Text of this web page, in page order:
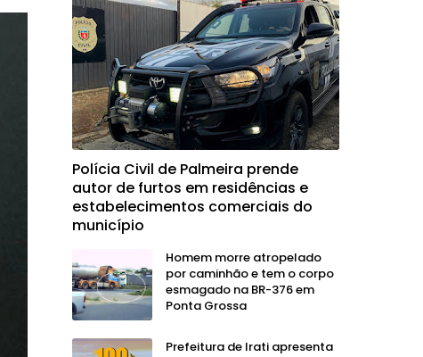
Polícia Civil de Palmeira prende
autor de furtos em residências e
estabelecimentos comerciais do
município
Homem morre atropelado
por caminhão e tem o corpo
esmagado na BR-376 em
Ponta Grossa
Prefeitura de Irati apresenta